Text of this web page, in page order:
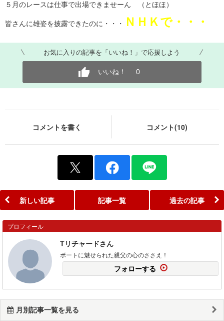
５月のレースは仕事で出場できませーん （とほほ）
皆さんに雄姿を披露できたのに・・・ ＮＨＫで・・・
お気に入りの記事を「いいね！」で応援しよう
いいね！ 0
コメントを書く コメント(10)
新しい記事 記事一覧 過去の記事
プロフィール
Tリチャードさん
ボートに魅せられた親父の心のささえ！
フォローする
月別記事一覧を見る